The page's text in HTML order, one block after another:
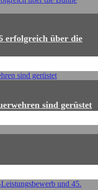
erfolgreich über die
sind gerüstet